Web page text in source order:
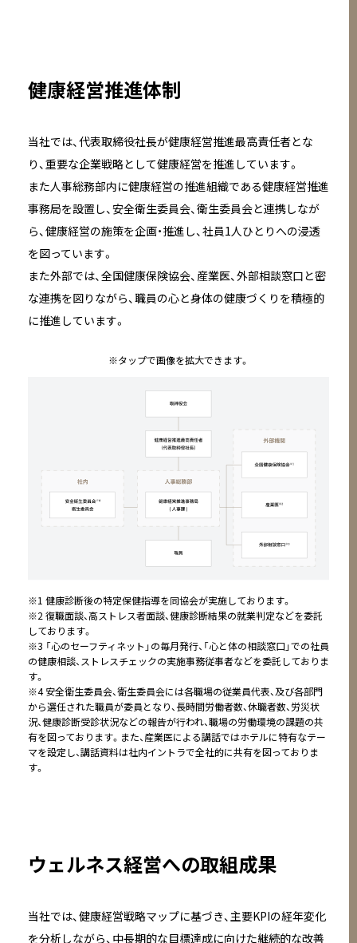
健康経営推進体制
当社では、代表取締役社長が健康経営推進最高責任者とな
り、重要な企業戦略として健康経営を推進しています。
また人事総務部内に健康経営の推進組織である健康経営推進
事務局を設置し、安全衛生委員会、衛生委員会と連携しなが
ら、健康経営の施策を企画・推進し、社員1人ひとりへの浸透
を図っています。
また外部では、全国健康保険協会、産業医、外部相談窓口と密
な連携を図りながら、職員の心と身体の健康づくりを積極的
に推進しています。
※タップで画像を拡大できます。
※1 健康診断後の特定保健指導を同協会が実施しております。
※2 復職面談、高ストレス者面談、健康診断結果の就業判定などを委託
しております。
※3 「心のセーフティネット」の毎月発行、「心と体の相談窓口」での社員
の健康相談、ストレスチェックの実施事務従事者などを委託しておりま
す。
※4 安全衛生委員会、衛生委員会には各職場の従業員代表、及び各部門
から選任された職員が委員となり、長時間労働者数、休職者数、労災状
況、健康診断受診状況などの報告が行われ、職場の労働環境の課題の共
有を図っております。また、産業医による講話ではホテルに特有なテー
マを設定し、講話資料は社内イントラで全社的に共有を図っておりま
す。
ウェルネス経営への取組成果
当社では、健康経営戦略マップに基づき、主要KPIの経年変化
を分析しながら、中長期的な目標達成に向けた継続的な改善